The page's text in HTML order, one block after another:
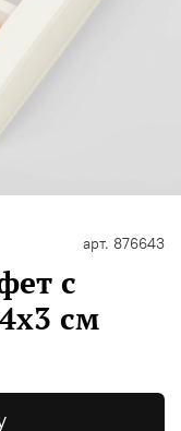
арт. 876643
с
см